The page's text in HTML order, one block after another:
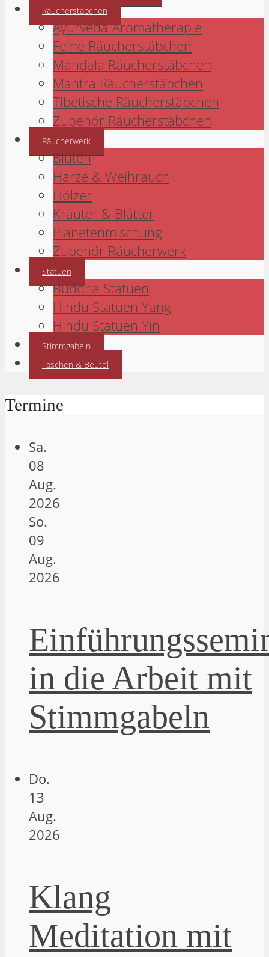
Räucherstäbchen
Ayurveda-Aromatherapie
Feine Räucherstäbchen
Mandala Räucherstäbchen
Mantra Räucherstäbchen
Tibetische Räucherstäbchen
Zubehör Räucherstäbchen
Räucherwerk
Blüten
Harze & Weihrauch
Hölzer
Kräuter & Blätter
Planetenmischung
Zubehör Räucherwerk
Statuen
Buddha Statuen
Hindu Statuen Yang
Hindu Statuen Yin
Stimmgabeln
Taschen & Beutel
Termine
Sa.
08
Aug.
2026
So.
09
Aug.
2026
in die Arbeit mit
Stimmgabeln
Do.
13
Aug.
2026
Klang
Meditation mit